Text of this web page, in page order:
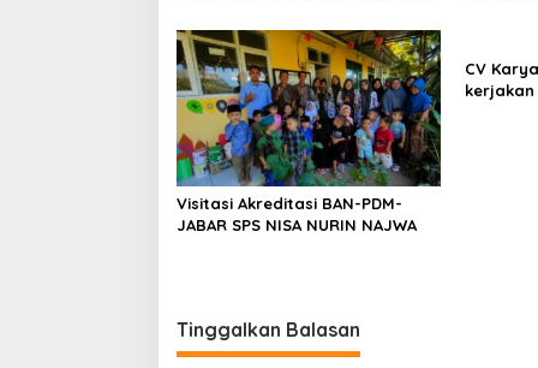
Polda Aceh Audit Total Anggaran
Rp106 Miliar
Visitasi Akreditasi BAN-PDM-
JABAR SPS NISA NURIN NAJWA
CV
Tinggalkan Balasan